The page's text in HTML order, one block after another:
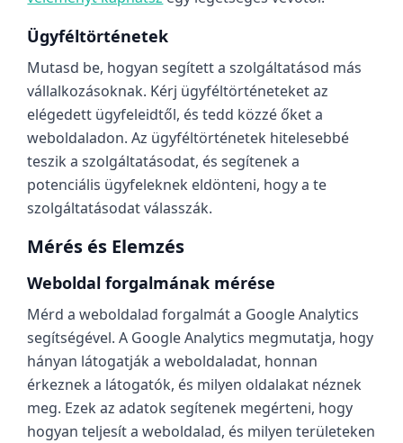
Ügyféltörténetek
Mutasd be, hogyan segített a szolgáltatásod más
vállalkozásoknak. Kérj ügyféltörténeteket az
elégedett ügyfeleidtől, és tedd közzé őket a
weboldaladon. Az ügyféltörténetek hitelesebbé
teszik a szolgáltatásodat, és segítenek a
potenciális ügyfeleknek eldönteni, hogy a te
szolgáltatásodat válasszák.
Mérés és Elemzés
Weboldal forgalmának mérése
Mérd a weboldalad forgalmát a Google Analytics
segítségével. A Google Analytics megmutatja, hogy
hányan látogatják a weboldaladat, honnan
érkeznek a látogatók, és milyen oldalakat néznek
meg. Ezek az adatok segítenek megérteni, hogy
hogyan teljesít a weboldalad, és milyen területeken